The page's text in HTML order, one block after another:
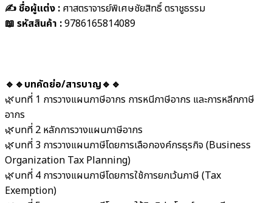
✍️ ชื่อผู้แต่ง : ศาสตราจารย์พิเศษชัยสิทธิ์ ตราชูธรรม
📖 รหัสสินค้า :9786165814089
🔹🔹บทคัดย่อ/สารบาญ🔹🔹
🌿บทที่ 1 การวางแผนภาษีอากร การหนีภาษีอากร และการหลีกภาษี
อากร
🌿บทที่ 2 หลักการวางแผนภาษีอากร
🌿บทที่ 3 การวางแผนภาษีโดยการเลือกองค์กรธุรกิจ (Business
Organization Tax Planning)
🌿บทที่ 4 การวางแผนภาษีโดยการใช้การยกเว้นภาษี (Tax
Exemption)